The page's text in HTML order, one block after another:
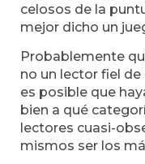
celosos de la
mejor dicho un
Probablemente
no un lector fiel
es posible que
bien a qué
lectores cuasi-
mismos ser los